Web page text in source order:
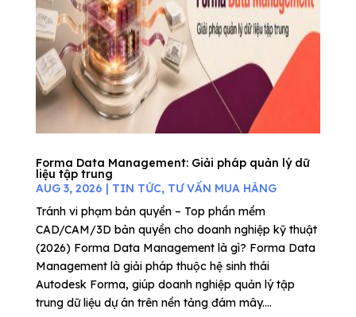
Forma Data Management: Giải pháp quản lý dữ
liệu tập trung
AUG 3, 2026 | TIN TỨC, TƯ VẤN MUA HÀNG
Tránh vi phạm bản quyền – Top phần mềm
CAD/CAM/3D bản quyền cho doanh nghiệp kỹ thuật
(2026) Forma Data Management là gì? Forma Data
Management là giải pháp thuộc hệ sinh thái
Autodesk Forma, giúp doanh nghiệp quản lý tập
trung dữ liệu dự án trên nền tảng đám mây....